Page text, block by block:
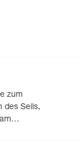
zum
des Seils,